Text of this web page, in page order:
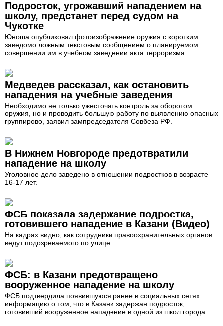
Подросток, угрожавший нападением на
школу, предстанет перед судом на
Чукотке
Юноша опубликовал фотоизображение оружия с коротким
заведомо ложным текстовым сообщением о планируемом
совершении им в учебном заведении акта терроризма.
Медведев рассказал, как остановить
нападения на учебные заведения
Необходимо не только ужесточать контроль за оборотом
оружия, но и проводить большую работу по выявлению опасных
группирово, заявил зампредседателя Совбеза РФ.
В Нижнем Новгороде предотвратили
нападение на школу
Уголовное дело заведено в отношении подростков в возрасте
16-17 лет.
ФСБ показала задержание подростка,
готовившего нападение в Казани (Видео)
На кадрах видно, как сотрудники правоохранительных органов
ведут подозреваемого по улице.
ФСБ: в Казани предотвращено
вооруженное нападение на школу
ФСБ подтвердила появившуюся ранее в социальных сетях
информацию о том, что в Казани задержан подросток,
готовивший вооруженное нападение в одной из школ города.